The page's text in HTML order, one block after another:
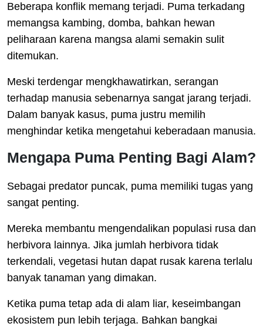
Beberapa konflik memang terjadi. Puma terkadang
memangsa kambing, domba, bahkan hewan
peliharaan karena mangsa alami semakin sulit
ditemukan.
Meski terdengar mengkhawatirkan, serangan
terhadap manusia sebenarnya sangat jarang terjadi.
Dalam banyak kasus, puma justru memilih
menghindar ketika mengetahui keberadaan manusia.
Mengapa Puma Penting Bagi Alam?
Sebagai predator puncak, puma memiliki tugas yang
sangat penting.
Mereka membantu mengendalikan populasi rusa dan
herbivora lainnya. Jika jumlah herbivora tidak
terkendali, vegetasi hutan dapat rusak karena terlalu
banyak tanaman yang dimakan.
Ketika puma tetap ada di alam liar, keseimbangan
ekosistem pun lebih terjaga. Bahkan bangkai